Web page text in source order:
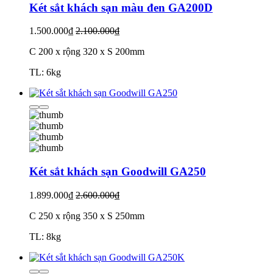
Két sắt khách sạn màu đen GA200D
1.500.000₫ 2.100.000₫
C 200 x rộng 320 x S 200mm
TL: 6kg
Két sắt khách sạn Goodwill GA250
1.899.000₫ 2.600.000₫
C 250 x rộng 350 x S 250mm
TL: 8kg